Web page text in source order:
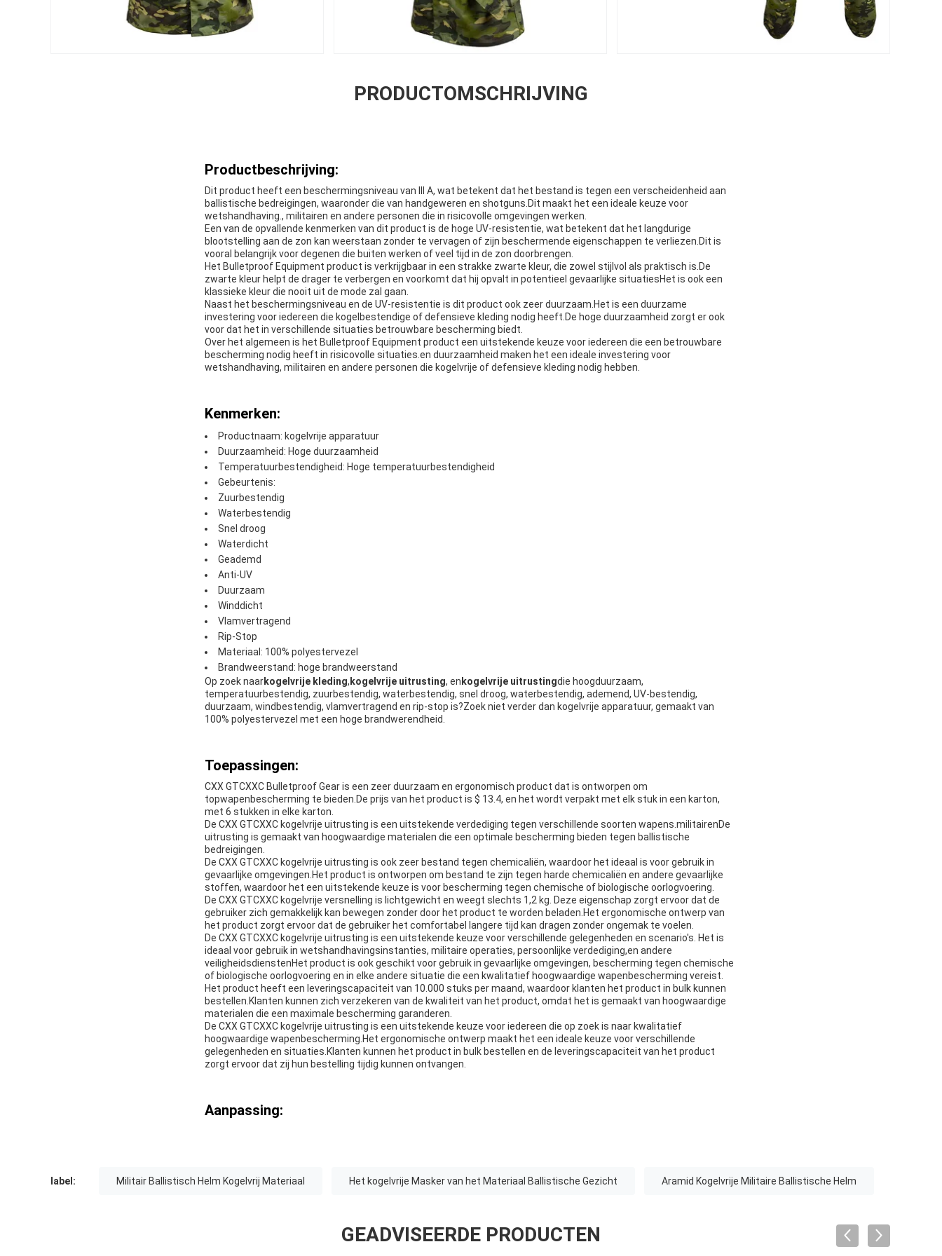
PRODUCTOMSCHRIJVING
Productbeschrijving:
Dit product heeft een beschermingsniveau van III A, wat betekent dat het bestand is tegen een verscheidenheid aan
ballistische bedreigingen, waaronder die van handgeweren en shotguns.Dit maakt het een ideale keuze voor
wetshandhaving., militairen en andere personen die in risicovolle omgevingen werken.
Een van de opvallende kenmerken van dit product is de hoge UV-resistentie, wat betekent dat het langdurige
blootstelling aan de zon kan weerstaan zonder te vervagen of zijn beschermende eigenschappen te verliezen.Dit is
vooral belangrijk voor degenen die buiten werken of veel tijd in de zon doorbrengen.
Het Bulletproof Equipment product is verkrijgbaar in een strakke zwarte kleur, die zowel stijlvol als praktisch is.De
zwarte kleur helpt de drager te verbergen en voorkomt dat hij opvalt in potentieel gevaarlijke situatiesHet is ook een
klassieke kleur die nooit uit de mode zal gaan.
Naast het beschermingsniveau en de UV-resistentie is dit product ook zeer duurzaam.Het is een duurzame
investering voor iedereen die kogelbestendige of defensieve kleding nodig heeft.De hoge duurzaamheid zorgt er ook
voor dat het in verschillende situaties betrouwbare bescherming biedt.
Over het algemeen is het Bulletproof Equipment product een uitstekende keuze voor iedereen die een betrouwbare
bescherming nodig heeft in risicovolle situaties.en duurzaamheid maken het een ideale investering voor
wetshandhaving, militairen en andere personen die kogelvrije of defensieve kleding nodig hebben.
Kenmerken:
Productnaam: kogelvrije apparatuur
Duurzaamheid: Hoge duurzaamheid
Temperatuurbestendigheid: Hoge temperatuurbestendigheid
Gebeurtenis:
Zuurbestendig
Waterbestendig
Snel droog
Waterdicht
Geademd
Anti-UV
Duurzaam
Winddicht
Vlamvertragend
Rip-Stop
Materiaal: 100% polyestervezel
Brandweerstand: hoge brandweerstand
Op zoek naarkogelvrije kleding, kogelvrije uitrusting, en kogelvrije uitrustingdie hoogduurzaam,
temperatuurbestendig, zuurbestendig, waterbestendig, snel droog, waterbestendig, ademend, UV-bestendig,
duurzaam, windbestendig, vlamvertragend en rip-stop is?Zoek niet verder dan kogelvrije apparatuur, gemaakt van
100% polyestervezel met een hoge brandwerendheid.
Toepassingen:
CXX GTCXXC Bulletproof Gear is een zeer duurzaam en ergonomisch product dat is ontworpen om
topwapenbescherming te bieden.De prijs van het product is $ 13.4, en het wordt verpakt met elk stuk in een karton,
met 6 stukken in elke karton.
De CXX GTCXXC kogelvrije uitrusting is een uitstekende verdediging tegen verschillende soorten wapens.militairenDe
uitrusting is gemaakt van hoogwaardige materialen die een optimale bescherming bieden tegen ballistische
bedreigingen.
De CXX GTCXXC kogelvrije uitrusting is ook zeer bestand tegen chemicaliën, waardoor het ideaal is voor gebruik in
gevaarlijke omgevingen.Het product is ontworpen om bestand te zijn tegen harde chemicaliën en andere gevaarlijke
stoffen, waardoor het een uitstekende keuze is voor bescherming tegen chemische of biologische oorlogvoering.
De CXX GTCXXC kogelvrije versnelling is lichtgewicht en weegt slechts 1,2 kg. Deze eigenschap zorgt ervoor dat de
gebruiker zich gemakkelijk kan bewegen zonder door het product te worden beladen.Het ergonomische ontwerp van
het product zorgt ervoor dat de gebruiker het comfortabel langere tijd kan dragen zonder ongemak te voelen.
De CXX GTCXXC kogelvrije uitrusting is een uitstekende keuze voor verschillende gelegenheden en scenario's. Het is
ideaal voor gebruik in wetshandhavingsinstanties, militaire operaties, persoonlijke verdediging,en andere
veiligheidsdienstenHet product is ook geschikt voor gebruik in gevaarlijke omgevingen, bescherming tegen chemische
of biologische oorlogvoering en in elke andere situatie die een kwalitatief hoogwaardige wapenbescherming vereist.
Het product heeft een leveringscapaciteit van 10.000 stuks per maand, waardoor klanten het product in bulk kunnen
bestellen.Klanten kunnen zich verzekeren van de kwaliteit van het product, omdat het is gemaakt van hoogwaardige
materialen die een maximale bescherming garanderen.
De CXX GTCXXC kogelvrije uitrusting is een uitstekende keuze voor iedereen die op zoek is naar kwalitatief
hoogwaardige wapenbescherming.Het ergonomische ontwerp maakt het een ideale keuze voor verschillende
gelegenheden en situaties.Klanten kunnen het product in bulk bestellen en de leveringscapaciteit van het product
zorgt ervoor dat zij hun bestelling tijdig kunnen ontvangen.
Aanpassing:
label: Militair Ballistisch Helm Kogelvrij Materiaal Het kogelvrije Masker van het Materiaal Ballistische Gezicht Aramid Kogelvrije Militaire Ballistische Helm
GEADVISEERDE PRODUCTEN